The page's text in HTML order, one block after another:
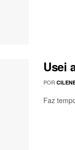
Usei
POR
Faz